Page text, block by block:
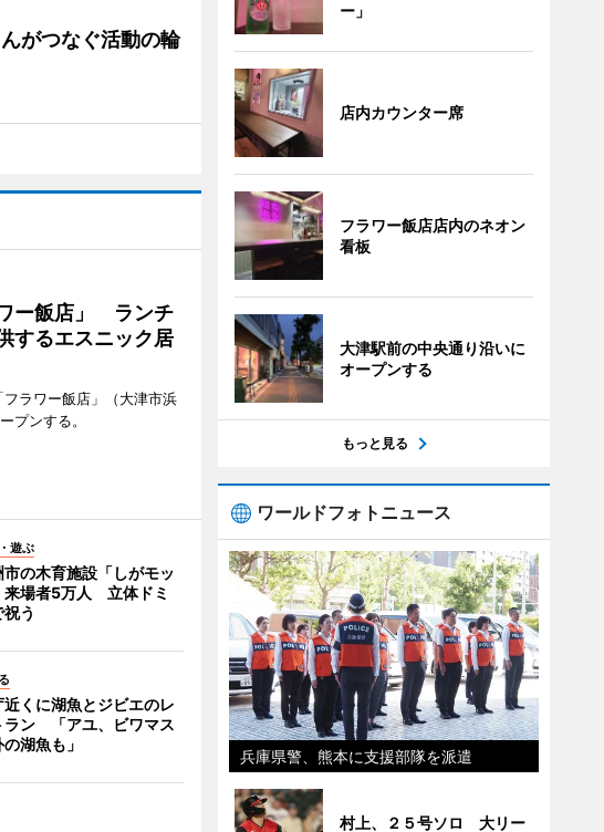
がつなぐ活動の輪
ー飯店」 ランチ
するエスニック居
ラワー飯店」（大津市浜
プンする。
遊ぶ
市の木育施設「しがモッ
来場者5万人 立体ドミ
祝う
近くに湖魚とジビエのレ
ラン 「アユ、ビワマス
湖魚も」
ー」
店内カウンター席
フラワー飯店店内のネオン
看板
大津駅前の中央通り沿いに
オープンする
もっと見る
ワールドフォトニュース
兵庫県警、熊本に支援部隊を派遣
村上、２５号ソロ 大リー